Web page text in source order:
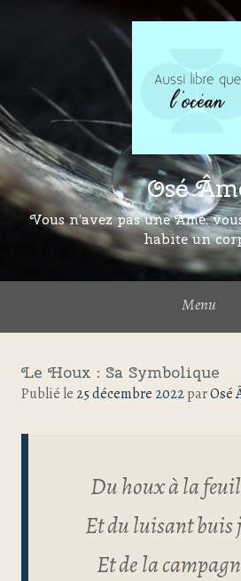
Osé
Vous n’avez pas une Âme,
habite un
Menu
Le Houx : Sa Symbolique
Publié le 25 décembre 2022parOsé
Du houx à la
Et du luisant buis
Et dela